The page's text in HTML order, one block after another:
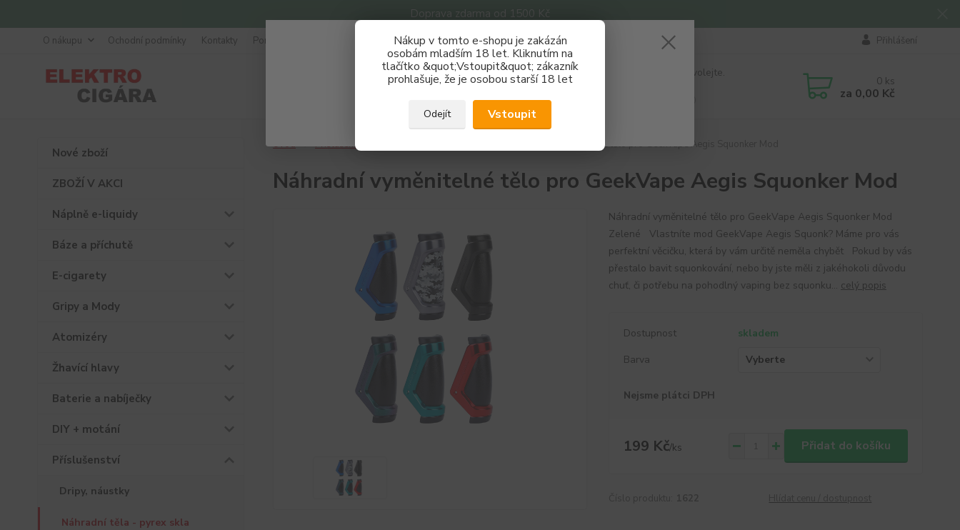
Doprava zdarma od 1500 Kč
Nákup v tomto e-shopu je zakázán
osobám mladším 18 let. Kliknutím na
tlačítko &quot;Vstoupit&quot; zákazník
prohlašuje, že je osobou starší 18 let
Odejít Vstoupit
O nákupu Ochodní podmínky Kontakty Poradna Přihlášení
Hledat
Nevíte si rady? Zavolejte.
0 ks
za 0,00 Kč
Nové zboží
ZBOŽÍ V AKCI
Náplně e-liquidy
Báze a příchutě
E-cigarety
Gripy a Mody
Atomizéry
Žhavící hlavy
Baterie a nabíječky
DIY + motání
Příslušenství
Dripy, náustky
Náhradní těla - pyrex skla
Úvod Příslušenství Náhradní vyměnitelné tělo pro GeekVape Aegis Squonker Mod
Náhradní vyměnitelné tělo pro GeekVape Aegis Squonker Mod
Náhradní vyměnitelné tělo pro GeekVape Aegis Squonker Mod
Zelené Vlastníte mod GeekVape Aegis Squonk? Máme pro vás
perfektní věcičku, která by vám určitě neměla chybět Pokud by vás
přestalo bavit squonkování, nebo by jste měli z jakéhokoli důvodu
chuť, či potřebu na pohodlný vaping bez squonku... celý popis
Dostupnost
skladem
Barva
Nejsme plátci DPH
199 Kč/ks Přidat do košíku
Získej slevu 3%
Zaregistruj se a nakupuj se slevou právě teď!
REGISTRAČNÍ FORMULÁŘ
Zavřít